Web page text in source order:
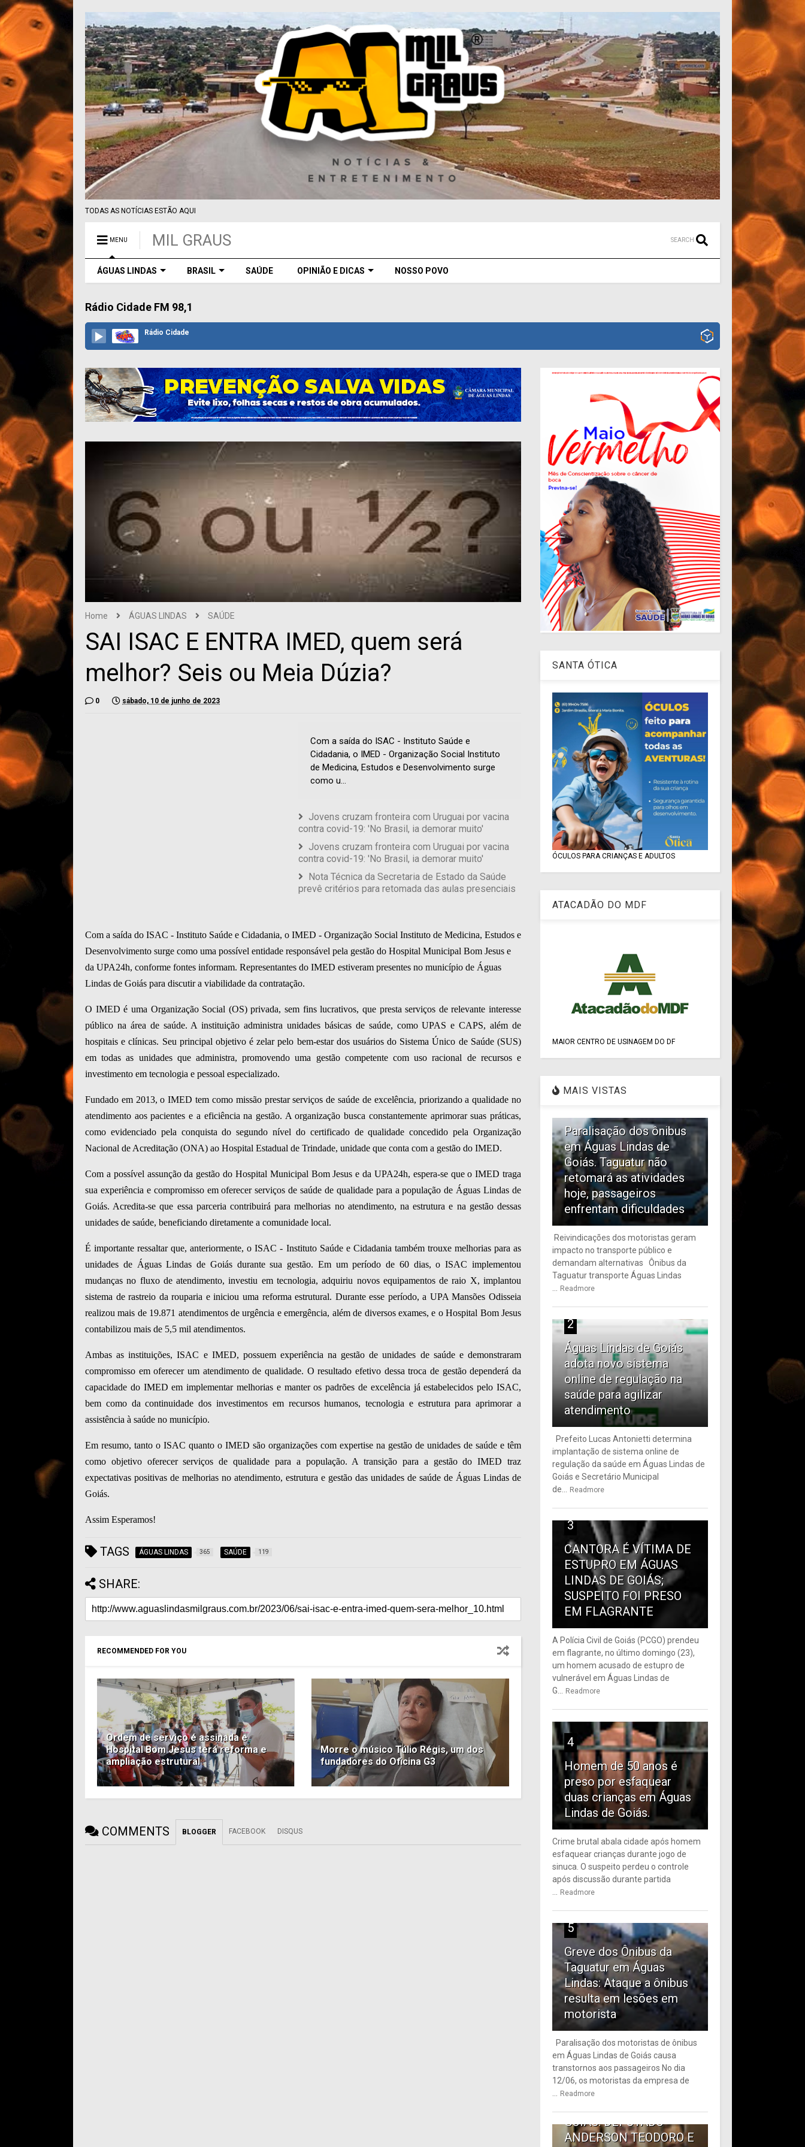
TODAS AS NOTÍCIAS ESTÃO AQUI
MENU MIL GRAUS SEARCH
ÁGUAS LINDAS BRASIL SAÚDE OPINIÃO E DICAS NOSSO POVO
Rádio Cidade FM 98,1
Rádio Cidade
Home ÁGUAS LINDAS SAÚDE
SAI ISAC E ENTRA IMED, quem será
melhor? Seis ou Meia Dúzia?
0 sábado, 10 de junho de 2023
Com a saída do ISAC - Instituto Saúde e
Cidadania, o IMED - Organização Social Instituto
de Medicina, Estudos e Desenvolvimento surge
como u...
Jovens cruzam fronteira com Uruguai por vacina
contra covid-19: 'No Brasil, ia demorar muito'
Jovens cruzam fronteira com Uruguai por vacina
contra covid-19: 'No Brasil, ia demorar muito'
Nota Técnica da Secretaria de Estado da Saúde
prevê critérios para retomada das aulas presenciais
Com a saída do ISAC - Instituto Saúde e Cidadania, o IMED - Organização Social Instituto de Medicina, Estudos e
Desenvolvimento surge como uma possível entidade responsável pela gestão do Hospital Municipal Bom Jesus e
da UPA24h, conforme fontes informam. Representantes do IMED estiveram presentes no município de Águas
Lindas de Goiás para discutir a viabilidade da contratação.
O IMED é uma Organização Social (OS) privada, sem fins lucrativos, que presta serviços de relevante interesse
público na área de saúde. A instituição administra unidades básicas de saúde, como UPAS e CAPS, além de
hospitais e clínicas. Seu principal objetivo é zelar pelo bem-estar dos usuários do Sistema Único de Saúde (SUS)
em todas as unidades que administra, promovendo uma gestão competente com uso racional de recursos e
investimento em tecnologia e pessoal especializado.
Fundado em 2013, o IMED tem como missão prestar serviços de saúde de excelência, priorizando a qualidade no
atendimento aos pacientes e a eficiência na gestão. A organização busca constantemente aprimorar suas práticas,
como evidenciado pela conquista do segundo nível do certificado de qualidade concedido pela Organização
Nacional de Acreditação (ONA) ao Hospital Estadual de Trindade, unidade que conta com a gestão do IMED.
Com a possível assunção da gestão do Hospital Municipal Bom Jesus e da UPA24h, espera-se que o IMED traga
sua experiência e compromisso em oferecer serviços de saúde de qualidade para a população de Águas Lindas de
Goiás. Acredita-se que essa parceria contribuirá para melhorias no atendimento, na estrutura e na gestão dessas
unidades de saúde, beneficiando diretamente a comunidade local.
É importante ressaltar que, anteriormente, o ISAC - Instituto Saúde e Cidadania também trouxe melhorias para as
unidades de Águas Lindas de Goiás durante sua gestão. Em um período de 60 dias, o ISAC implementou
mudanças no fluxo de atendimento, investiu em tecnologia, adquiriu novos equipamentos de raio X, implantou
sistema de rastreio da rouparia e iniciou uma reforma estrutural. Durante esse período, a UPA Mansões Odisseia
realizou mais de 19.871 atendimentos de urgência e emergência, além de diversos exames, e o Hospital Bom Jesus
contabilizou mais de 5,5 mil atendimentos.
Ambas as instituições, ISAC e IMED, possuem experiência na gestão de unidades de saúde e demonstraram
compromisso em oferecer um atendimento de qualidade. O resultado efetivo dessa troca de gestão dependerá da
capacidade do IMED em implementar melhorias e manter os padrões de excelência já estabelecidos pelo ISAC,
bem como da continuidade dos investimentos em recursos humanos, tecnologia e estrutura para aprimorar a
assistência à saúde no município.
Em resumo, tanto o ISAC quanto o IMED são organizações com expertise na gestão de unidades de saúde e têm
como objetivo oferecer serviços de qualidade para a população. A transição para a gestão do IMED traz
expectativas positivas de melhorias no atendimento, estrutura e gestão das unidades de saúde de Águas Lindas de
Goiás.
Assim Esperamos!
TAGS ÁGUAS LINDAS 365 SAÚDE 119
SHARE:
RECOMMENDED FOR YOU
Ordem de serviço é assinada e
Hospital Bom Jesus terá reforma e
ampliação estrutural
Morre o músico Túlio Régis, um dos
fundadores do Oficina G3
COMMENTS BLOGGER FACEBOOK DISQUS
SANTA ÓTICA
ÓCULOS PARA CRIANÇAS E ADULTOS
ATACADÃO DO MDF
MAIOR CENTRO DE USINAGEM DO DF
MAIS VISTAS
Paralisação dos ônibus
em Águas Lindas de
Goiás. Taguatur não
retomará as atividades
hoje, passageiros
enfrentam dificuldades
Reivindicações dos motoristas geram
impacto no transporte público e
demandam alternativas Ônibus da
Taguatur transporte Águas Lindas
Readmore
2
Águas Lindas de Goiás
adota novo sistema
online de regulação na
saúde para agilizar
atendimento
Prefeito Lucas Antonietti determina
implantação de sistema online de
regulação da saúde em Águas Lindas de
Goiás e Secretário Municipal
de...
Readmore
3
CANTORA É VÍTIMA DE
ESTUPRO EM ÁGUAS
LINDAS DE GOIÁS;
SUSPEITO FOI PRESO
EM FLAGRANTE
A Polícia Civil de Goiás (PCGO) prendeu
em flagrante, no último domingo (23),
um homem acusado de estupro de
vulnerável em Águas Lindas de
G...
Readmore
4
Homem de 50 anos é
preso por esfaquear
duas crianças em Águas
Lindas de Goiás.
Crime brutal abala cidade após homem
esfaquear crianças durante jogo de
sinuca. O suspeito perdeu o controle
após discussão durante partida
Readmore
5
Greve dos Ônibus da
Taguatur em Águas
Lindas: Ataque a ônibus
resulta em lesões em
motorista
Paralisação dos motoristas de ônibus
em Águas Lindas de Goiás causa
transtornos aos passageiros No dia
12/06, os motoristas da empresa de
Readmore
6
TRANSPORTE PÚBLICO
GOIÁS: DEPUTADO
ANDERSON TEODORO E